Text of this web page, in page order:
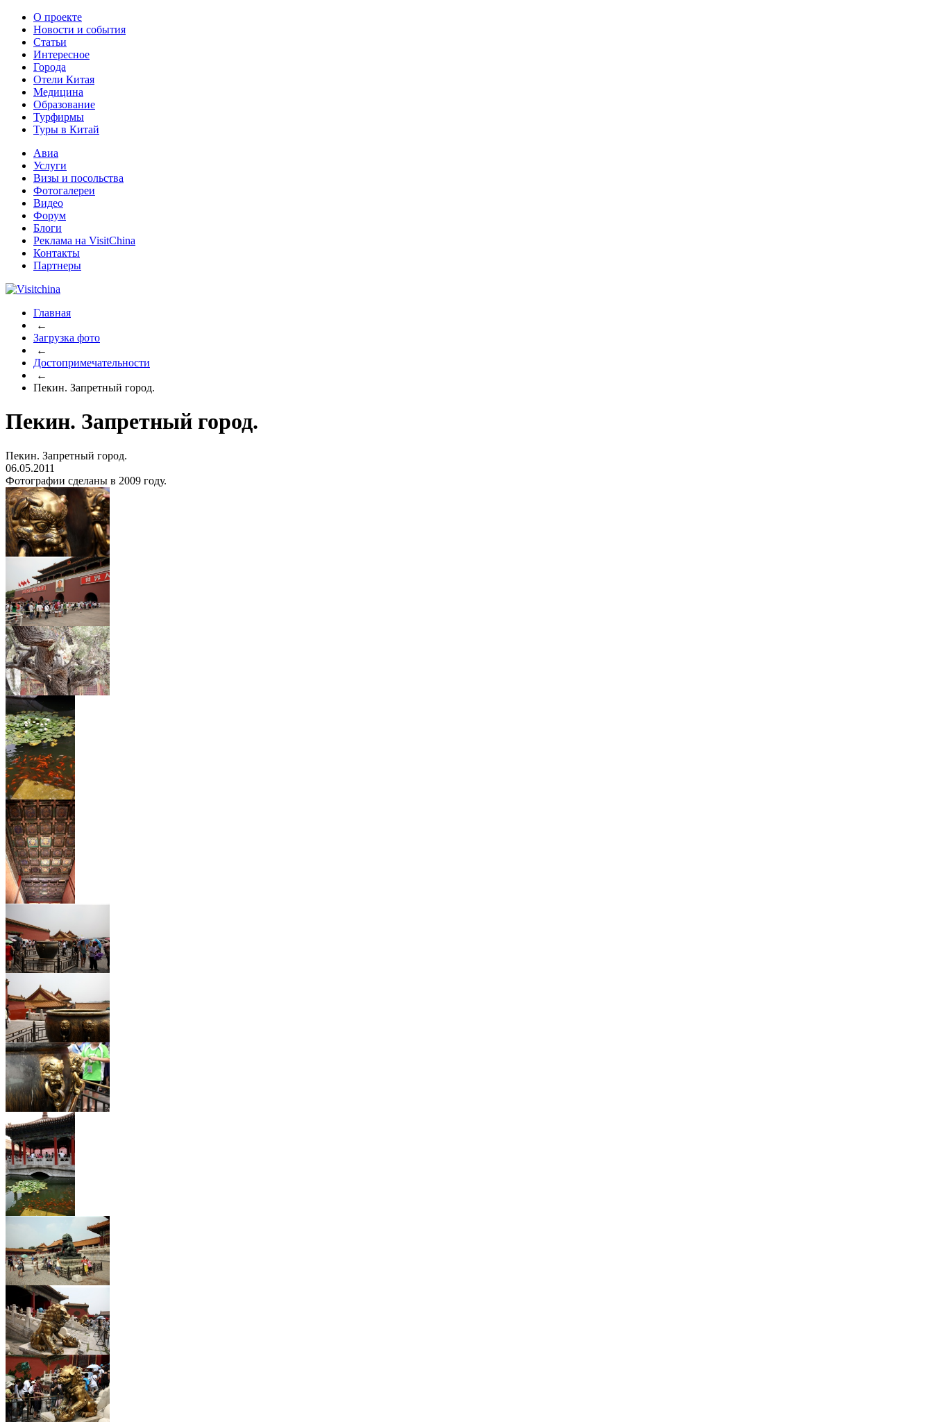
О проекте
Новости и события
Статьи
Интересное
Города
Отели Китая
Медицина
Образование
Турфирмы
Туры в Китай
Авиа
Услуги
Визы и посольства
Фотогалереи
Видео
Форум
Блоги
Реклама на VisitChina
Контакты
Партнеры
Главная
←
Загрузка фото
←
Достопримечательности
←
Пекин. Запретный город.
Пекин. Запретный город.
Пекин. Запретный город.
06.05.2011
Фотографии сделаны в 2009 году.